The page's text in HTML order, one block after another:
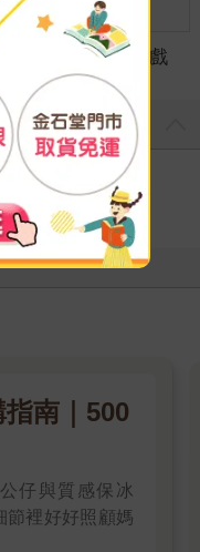
數獨/數字遊戲
南｜500
仔與質感保冰
節裡好好照顧媽